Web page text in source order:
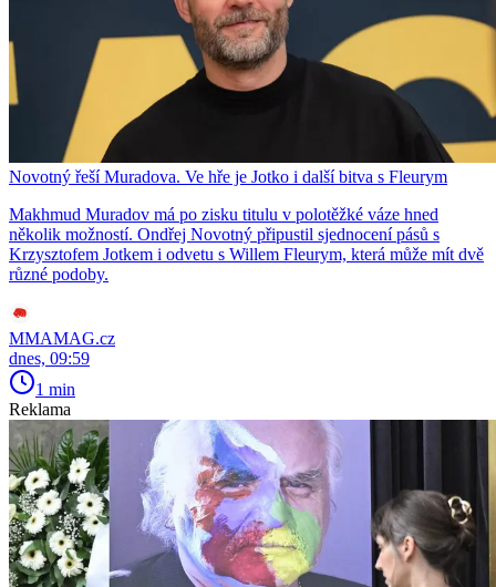
Novotný řeší Muradova. Ve hře je Jotko i další bitva s Fleurym
Makhmud Muradov má po zisku titulu v polotěžké váze hned
několik možností. Ondřej Novotný připustil sjednocení pásů s
Krzysztofem Jotkem i odvetu s Willem Fleurym, která může mít dvě
různé podoby.
MMAMAG.cz
dnes, 09:59
1 min
Reklama